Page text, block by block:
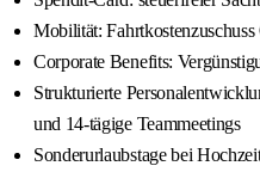
Mobilität:
Corporate Benefits:
Strukturierte
und 14‑tägige Teammeetings
Sonderurlaubstage bei